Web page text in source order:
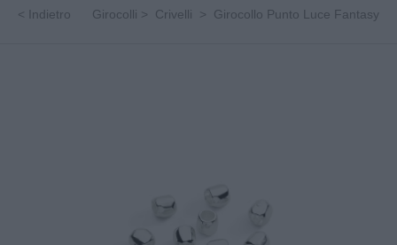
< Indietro Girocolli > Crivelli > Girocollo Punto Luce Fantasy